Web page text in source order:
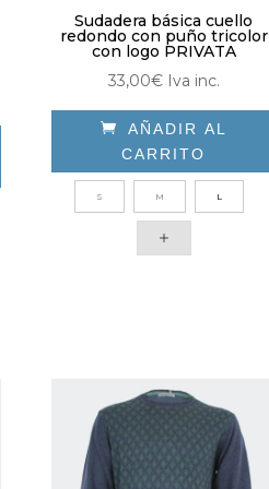
Sudadera básica cuello
redondo con puño tricolor
con logo PRIVATA
33,00€ Iva inc.
 AÑADIR AL
CARRITO
Este
producto
tiene
se
pueden
elegir
en
S M L